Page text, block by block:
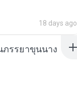
18 days ago
ภรรยาขุนนาง